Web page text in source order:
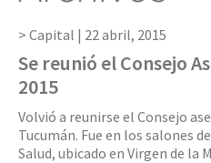
Capital | 22 abril, 2015
Se reunió el Consejo
2015
Volvió a reunirse el Consejo
Tucumán. Fue en los salones
Salud, ubicado en Virgen de la